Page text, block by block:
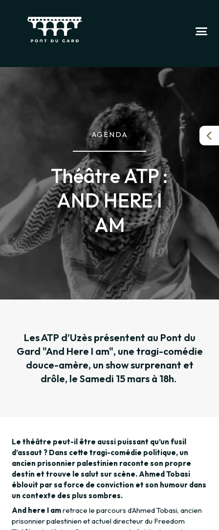
AGENDA
Théâtre ATP :
AND HERE I
AM
Les ATP d’Uzès présentent au Pont du
Gard "And Here I am", une tragi-comédie
douce-amère, un show surprenant et
drôle, le Samedi 15 mars à 18h.
Le théâtre peut-il être aussi puissant qu’un fusil
d’assaut ? Dans cette tragi-comédie politique, un
ancien prisonnier palestinien raconte son propre
destin et trouve le salut sur scène. Ahmed Tobasi
éblouit par sa force de conviction et son humour dans
un contexte des plus sombres.
And here I amretrace le parcours d’Ahmed Tobasi, ancien
prisonnier palestinien et actuel directeur du Freedom